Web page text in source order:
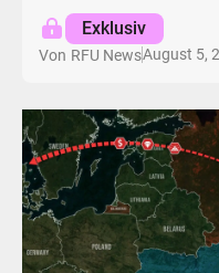
Exklusiv
Von RFU NewsAugust 5,